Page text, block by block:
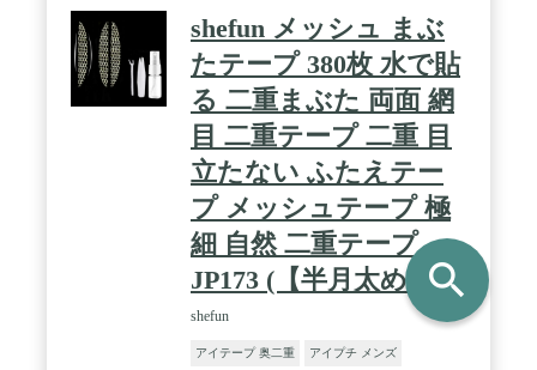
shefun メッシュ まぶ
たテープ 380枚 水で貼
る 二重まぶた 両面 網
目 二重テープ 二重 目
立たない ふたえテー
プ メッシュテープ 極
細 自然 二重テープ
JP173 (【半月太め】)
shefun
アイテープ 奥二重 アイプチ メンズ
search